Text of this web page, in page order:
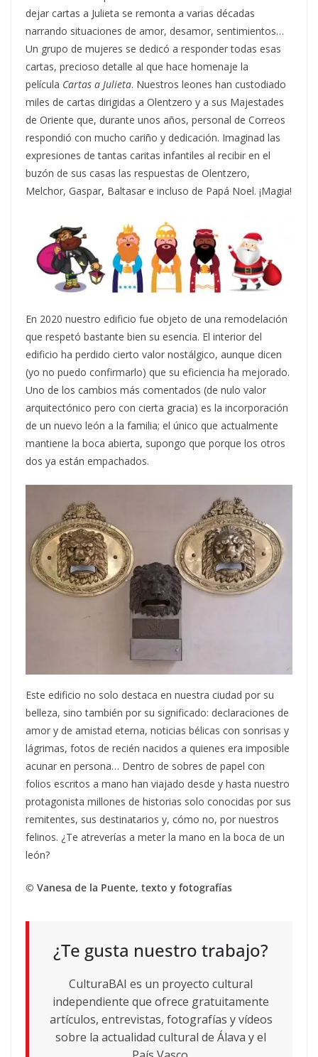
dejar cartas a Julieta se remonta a varias décadas
narrando situaciones de amor, desamor, sentimientos…
Un grupo de mujeres se dedicó a responder todas esas
cartas, precioso detalle al que hace homenaje la
película Cartas a Julieta. Nuestros leones han custodiado
miles de cartas dirigidas a Olentzero y a sus Majestades
de Oriente que, durante unos años, personal de Correos
respondió con mucho cariño y dedicación. Imaginad las
expresiones de tantas caritas infantiles al recibir en el
buzón de sus casas las respuestas de Olentzero,
Melchor, Gaspar, Baltasar e incluso de Papá Noel. ¡Magia!
En 2020 nuestro edificio fue objeto de una remodelación
que respetó bastante bien su esencia. El interior del
edificio ha perdido cierto valor nostálgico, aunque dicen
(yo no puedo confirmarlo) que su eficiencia ha mejorado.
Uno de los cambios más comentados (de nulo valor
arquitectónico pero con cierta gracia) es la incorporación
de un nuevo león a la familia; el único que actualmente
mantiene la boca abierta, supongo que porque los otros
dos ya están empachados.
Este edificio no solo destaca en nuestra ciudad por su
belleza, sino también por su significado: declaraciones de
amor y de amistad eterna, noticias bélicas con sonrisas y
lágrimas, fotos de recién nacidos a quienes era imposible
acunar en persona… Dentro de sobres de papel con
folios escritos a mano han viajado desde y hasta nuestro
protagonista millones de historias solo conocidas por sus
remitentes, sus destinatarios y, cómo no, por nuestros
felinos. ¿Te atreverías a meter la mano en la boca de un
león?
© Vanesa de la Puente, texto y fotografías
¿Te gusta nuestro trabajo?
CulturaBAI es un proyecto cultural
independiente que ofrece gratuitamente
artículos, entrevistas, fotografías y vídeos
sobre la actualidad cultural de Álava y el